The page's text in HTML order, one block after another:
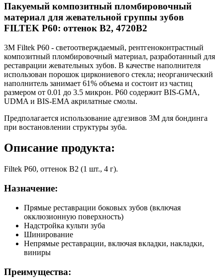
Пакуемый композитный пломбировочный
материал для жевательной группы зубов
FILTEK P60: оттенок В2, 4720В2
3M Filtek P60 - светоотверждаемый, рентгеноконтрастный
композитный пломбировочный материал, разработанный для
реставрации жевательных зубов. В качестве наполнителя
использован порошок циркониевого стекла; неорганический
наполнитель занимает 61% объема и состоит из частиц
размером от 0.01 до 3.5 микрон. Р60 содержит BIS-GMA,
UDMA и BIS-EMA акрилатные смолы.
Предполагается использование адгезивов 3M для бондинга
при востановлении структуры зуба.
Описание продукта:
Filtek P60, оттенок B2 (1 шт., 4 г).
Назначение:
Прямые реставрации боковых зубов (включая
окклюзионную поверхность)
Надстройка культи зуба
Шинирование
Непрямые реставрации, включая вкладки, накладки,
виниры
Преимущества: